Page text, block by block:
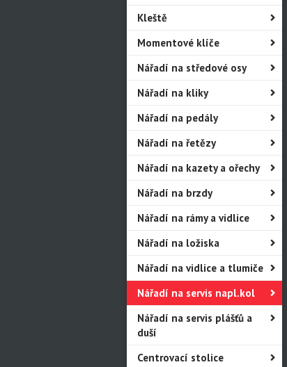
Kleště
Momentové klíče
Nářadí na středové osy
Nářadí na kliky
Nářadí na pedály
Nářadí na řetězy
Nářadí na kazety a ořechy
Nářadí na brzdy
Nářadí na rámy a vidlice
Nářadí na ložiska
Nářadí na vidlice a tlumiče
Nářadí na servis napl.kol
Nářadí na servis plášťů a
duší
Centrovací stolice